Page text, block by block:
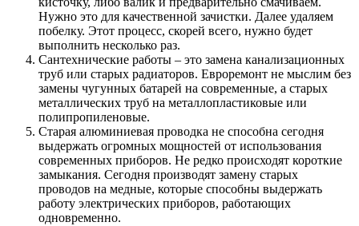
Нужно это для качественной зачистки. Далее удаляем
побелку. Этот процесс, скорей всего, нужно будет
выполнить несколько раз.
Сантехнические работы – это замена канализационных
труб или старых радиаторов. Евроремонт не мыслим без
замены чугунных батарей на современные, а старых
металлических труб на металлопластиковые или
полипропиленовые.
Старая алюминиевая проводка не способна сегодня
выдержать огромных мощностей от использования
современных приборов. Не редко происходят короткие
замыкания. Сегодня производят замену старых
проводов на медные, которые способны выдержать
работу электрических приборов, работающих
одновременно.